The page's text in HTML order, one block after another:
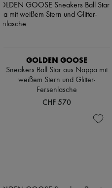
GOLDEN GOOSE
Sneakers Ball Star aus Nappa mit
weißem Stern und Glitter-
Fersenlasche
CHF 570